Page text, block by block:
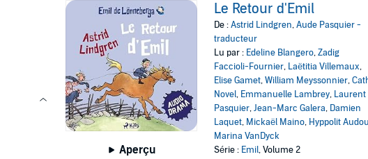
Aperçu
Le Retour d'Emil
De :Astrid Lindgren,Aude Pasquier -
traducteur
Lu par : Edeline Blangero,Zadig
Faccioli-Fournier, Laëtitia Villemaux,
Elise Gamet,William Meyssonnier,
Novel, Emmanuelle Lambrey, Laurent
Pasquier,Jean-Marc Galera, Damien
Laquet, Mickaël Maino, Hyppolit
Marina VanDyck
Série : Emil, Volume 2